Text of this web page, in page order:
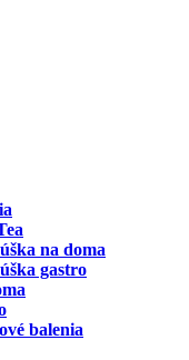
na doma
gastro
balenia